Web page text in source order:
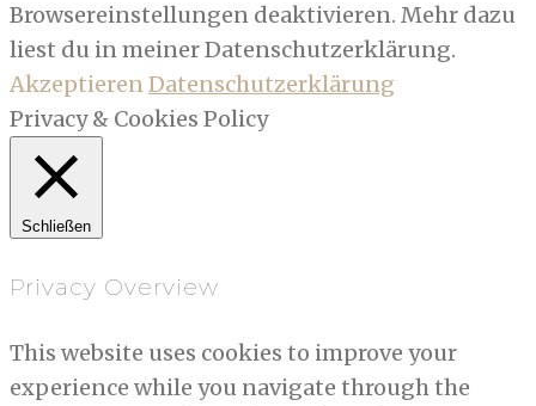
Browsereinstellungen deaktivieren. Mehr dazu
liest du in meiner Datenschutzerklärung.
AkzeptierenDatenschutzerklärung
Privacy & Cookies Policy
Schließen
Privacy Overview
This website uses cookies to improve your
experience while you navigate through the